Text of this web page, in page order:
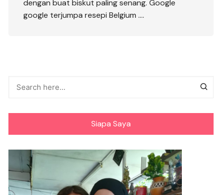
dengan buat biskut paling senang. Google
google terjumpa resepi Belgium ….
Siapa Saya